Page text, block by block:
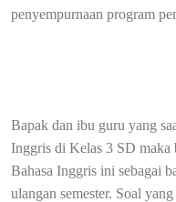
penyempurnaan program
Bapak dan ibu guru yang
Inggris di Kelas 3 SD maka
Bahasa Inggris ini sebagai
ulangan semester. Soal